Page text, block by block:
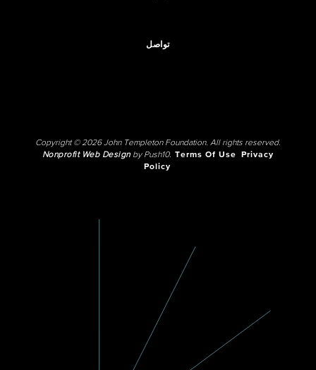
تواصل
Copyright © 2026 John Templeton Foundation. All rights reserved.
Nonprofit Web Designby Push10. Terms Of Use
Privacy
Policy